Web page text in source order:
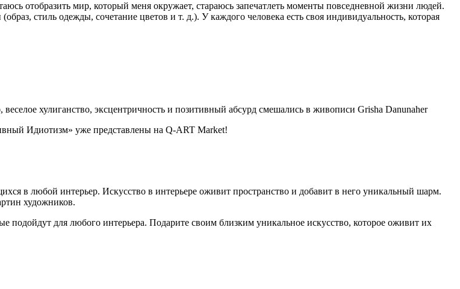
отобразить мир, который меня окружает, стараюсь запечатлеть моменты повседневной жизни людей.
стиль одежды, сочетание цветов и т. д.). У каждого человека есть своя индивидуальность, которая
хулиганство, эксцентричность и позитивный абсурд смешались в живописи Grisha Danunaher
Идиотизм» уже представлены на Q-ART Market!
в любой интерьер. Искусство в интерьере оживит пространство и добавит в него уникальный шарм.
художников.
подойдут для любого интерьера. Подарите своим близким уникальное искусство, которое оживит их